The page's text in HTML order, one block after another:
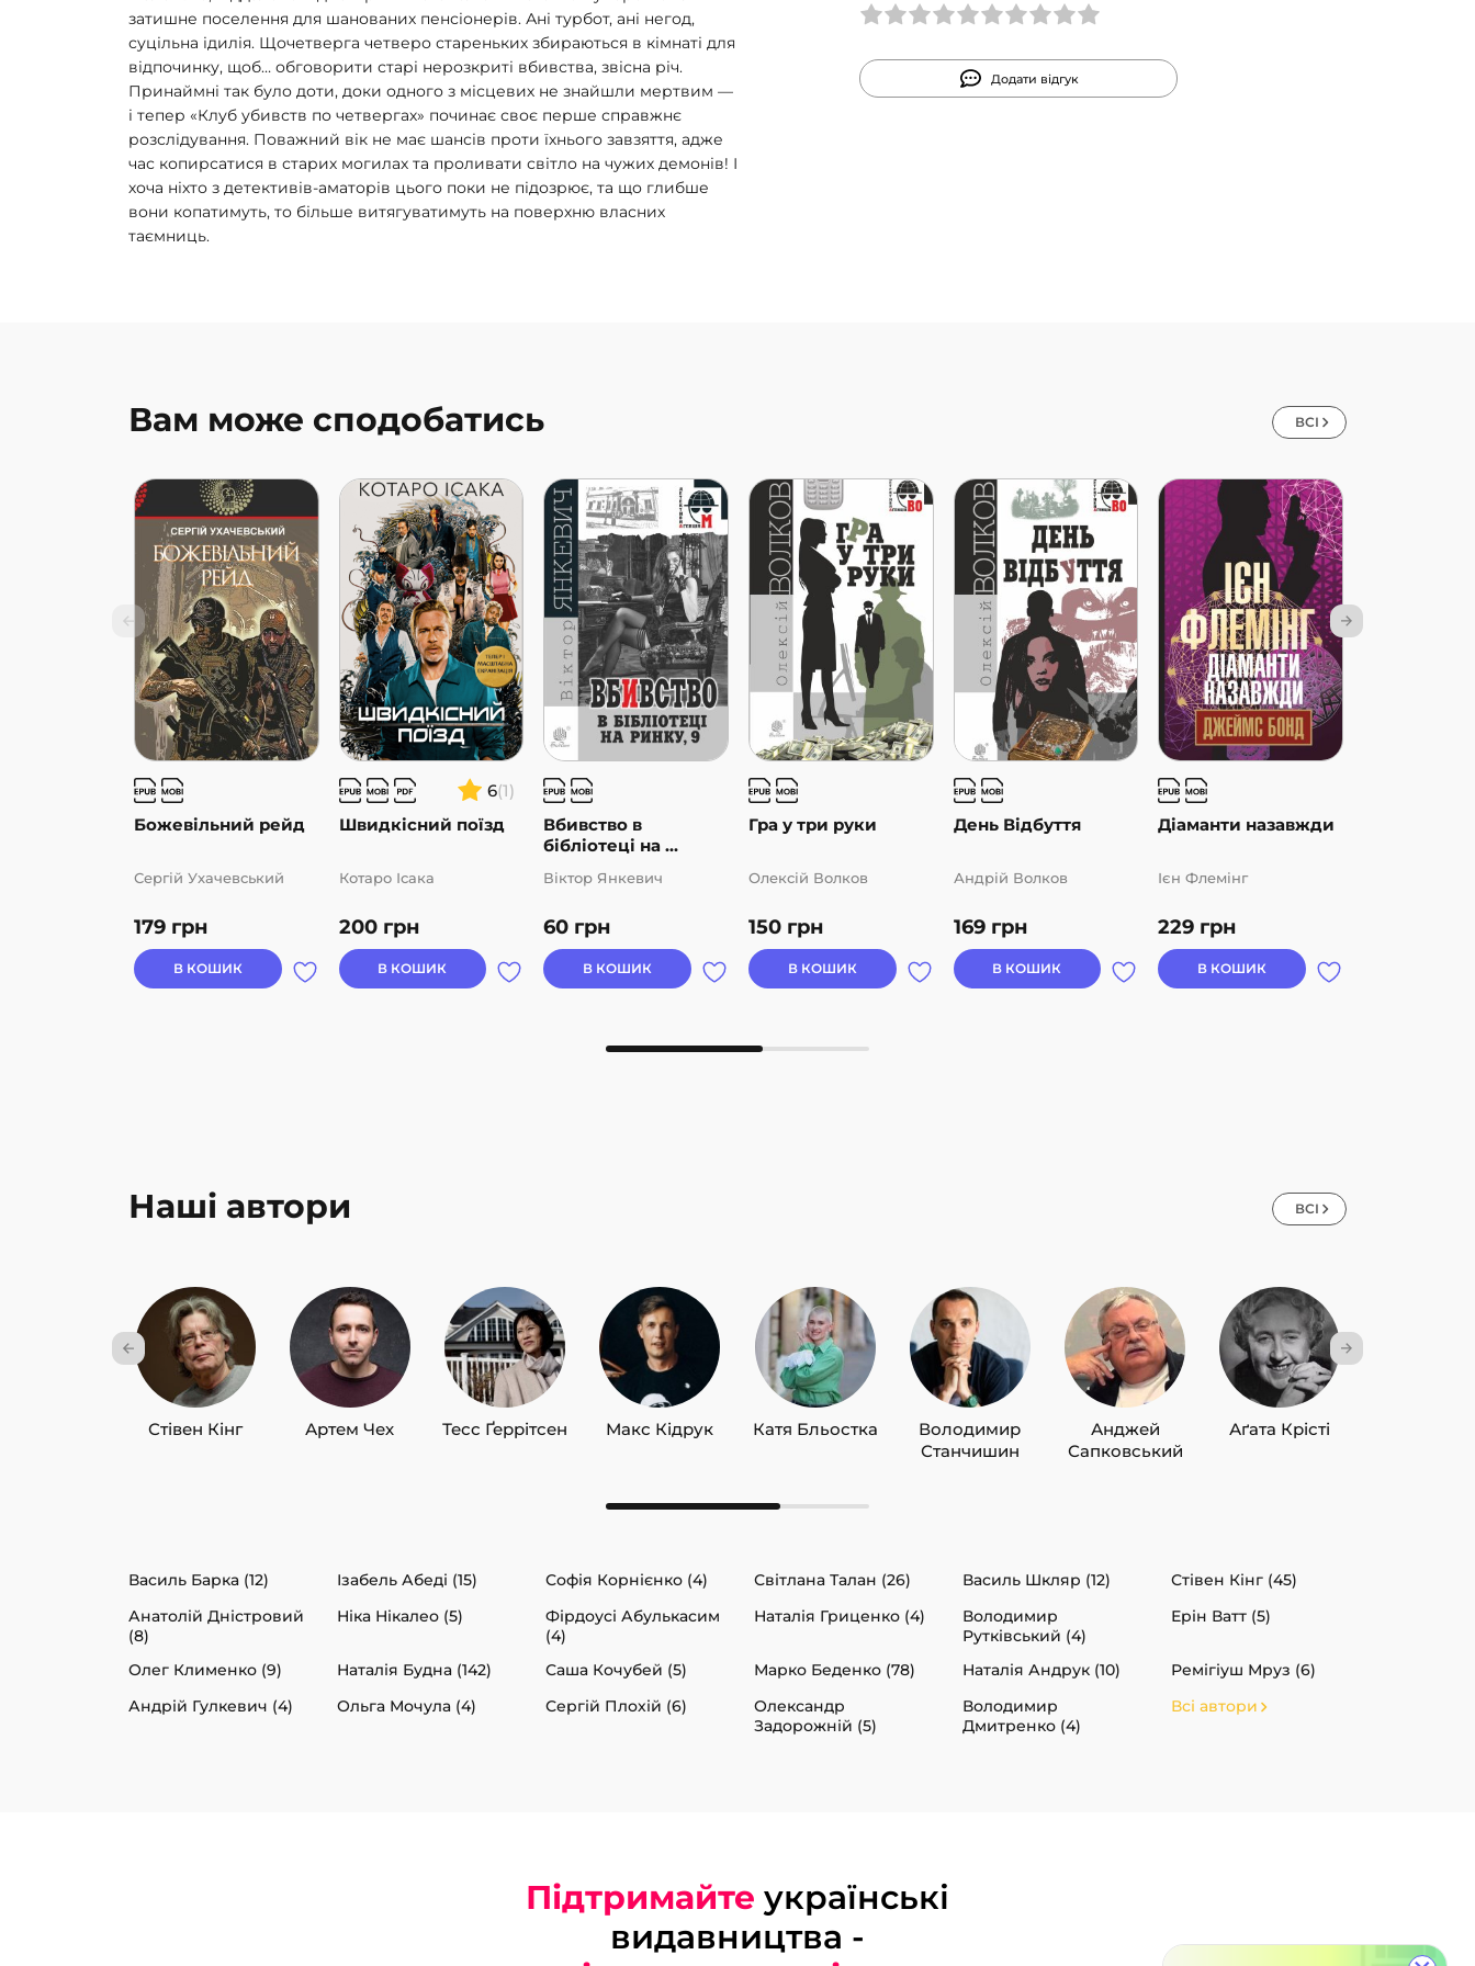
затишне поселення для шанованих пенсіонерів. Ані турбот, ані негод,
суцільна ідилія. Щочетверга четверо стареньких збираються в кімнаті для
відпочинку, щоб… обговорити старі нерозкриті вбивства, звісна річ.
Принаймні так було доти, доки одного з місцевих не знайшли мертвим —
і тепер «Клуб убивств по четвергах» починає своє перше справжнє
розслідування. Поважний вік не має шансів проти їхнього завзяття, адже
час копирсатися в старих могилах та проливати світло на чужих демонів! І
хоча ніхто з детективів-аматорів цього поки не підозрює, та що глибше
вони копатимуть, то більше витягуватимуть на поверхню власних
таємниць.
Додати відгук
Вам може сподобатись ВСІ
Божевільний рейд
179 грн
Сергій Ухачевський
В КОШИК
6(1)
Швидкісний поїзд
200 грн
Котаро Ісака
В КОШИК
Вбивство в
бібліотеці на ...
60 грн
Віктор Янкевич
В КОШИК
Гра у три руки
150 грн
Олексій Волков
В КОШИК
День Відбуття
169 грн
Андрій Волков
В КОШИК
Діаманти назавжди
229 грн
Ієн Флемінг
В КОШИК
Наші автори ВСІ
Стівен Кінг Артем Чех Тесс Ґеррітсен Макс Кідрук Катя Бльостка
Володимир
Станчишин
Анджей
Сапковський
Аґата Крісті
Василь Барка (12) Ізабель Абеді (15) Софія Корнієнко (4) Світлана Талан (26) Василь Шкляр (12)
Стівен Кінг (45)
Анатолій Дністровий
(8)
Ніка Нікалео (5)
Фірдоусі Абулькасим
(4)
Наталія Гриценко (4)
Володимир
Рутківський (4)
Ерін Ватт (5)
Олег Клименко (9) Наталія Будна (142) Саша Кочубей (5) Марко Беденко (78) Наталія Андрук (10)
Ремігіуш Мруз (6)
Андрій Гулкевич (4)
Ольга Мочула (4) Сергій Плохій (6)
Олександр
Задорожній (5)
Володимир
Дмитренко (4)
Всі автори
Підтримайте українські
видавництва -